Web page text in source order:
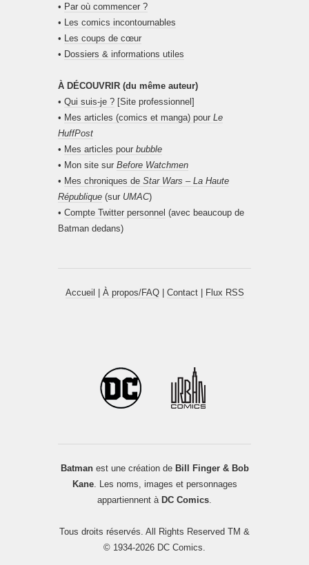
• Par où commencer ?
• Les comics incontournables
• Les coups de cœur
• Dossiers & informations utiles
À DÉCOUVRIR (du même auteur)
• Qui suis-je ? [Site professionnel]
• Mes articles (comics et manga) pour Le
HuffPost
• Mes articles pour bubble
• Mon site sur Before Watchmen
• Mes chroniques de Star Wars – La Haute
République (sur UMAC)
• Compte Twitter personnel (avec beaucoup de
Batman dedans)
Accueil À propos/FAQ| Contact| Flux RSS
Batmanest une création de Bill Finger & Bob
Kane. Les noms, images et personnages
appartiennent à DC Comics.
Tous droits réservés. All Rights Reserved TM &
© 1934-2026 DC Comics.